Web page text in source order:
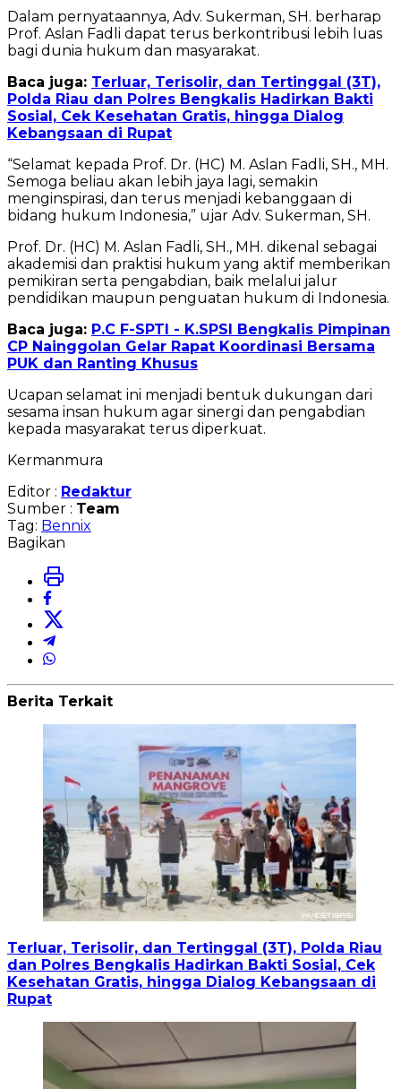
Dalam pernyataannya, Adv. Sukerman, SH. berharap
Prof. Aslan Fadli dapat terus berkontribusi lebih luas
bagi dunia hukum dan masyarakat.
Baca juga: Terluar, Terisolir, dan Tertinggal (3T),
Polda Riau dan Polres Bengkalis Hadirkan Bakti
Sosial, Cek Kesehatan Gratis, hingga Dialog
Kebangsaan di Rupat
“Selamat kepada Prof. Dr. (HC) M. Aslan Fadli, SH., MH.
Semoga beliau akan lebih jaya lagi, semakin
menginspirasi, dan terus menjadi kebanggaan di
bidang hukum Indonesia,” ujar Adv. Sukerman, SH.
Prof. Dr. (HC) M. Aslan Fadli, SH., MH. dikenal sebagai
akademisi dan praktisi hukum yang aktif memberikan
pemikiran serta pengabdian, baik melalui jalur
pendidikan maupun penguatan hukum di Indonesia.
Baca juga: P.C F-SPTI - K.SPSI Bengkalis Pimpinan
CP Nainggolan Gelar Rapat Koordinasi Bersama
PUK dan Ranting Khusus
Ucapan selamat ini menjadi bentuk dukungan dari
sesama insan hukum agar sinergi dan pengabdian
kepada masyarakat terus diperkuat.
Kermanmura
Editor : Redaktur
Sumber : Team
Tag: Bennix
Bagikan
Berita Terkait
Terluar, Terisolir, dan Tertinggal (3T), Polda Riau
dan Polres Bengkalis Hadirkan Bakti Sosial, Cek
Kesehatan Gratis, hingga Dialog Kebangsaan di
Rupat